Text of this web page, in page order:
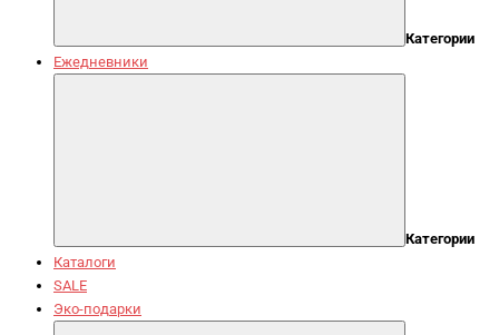
Категории
Ежедневники
Категории
Каталоги
SALE
Эко-подарки